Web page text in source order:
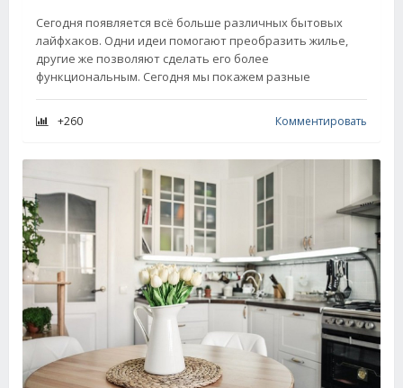
Сегодня появляется всё больше различных бытовых
лайфхаков. Одни идеи помогают преобразить жилье,
другие же позволяют сделать его более
функциональным. Сегодня мы покажем разные
+260 Комментировать